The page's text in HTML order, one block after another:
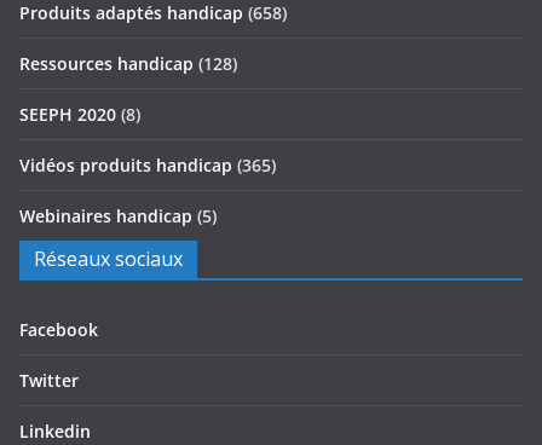
Produits adaptés handicap (658)
Ressources handicap (128)
SEEPH 2020 (8)
Vidéos produits handicap (365)
Webinaires handicap (5)
Réseaux sociaux
Facebook
Twitter
Linkedin